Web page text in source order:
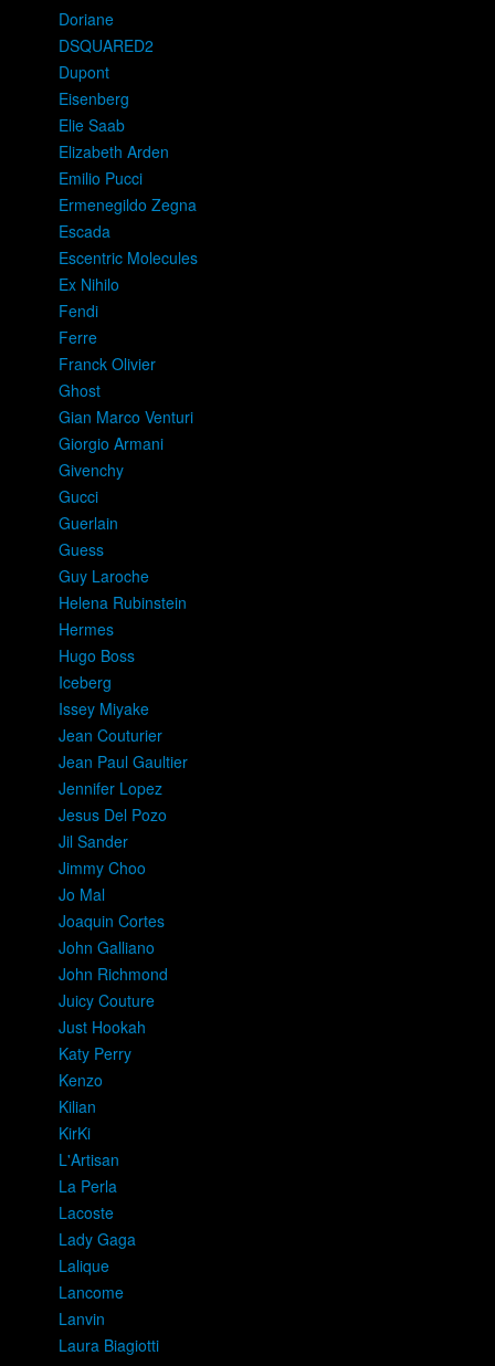
Doriane
DSQUARED2
Dupont
Eisenberg
Elie Saab
Elizabeth Arden
Emilio Pucci
Ermenegildo Zegna
Escada
Escentric Molecules
Ex Nihilo
Fendi
Ferre
Franck Olivier
Ghost
Gian Marco Venturi
Giorgio Armani
Givenchy
Gucci
Guerlain
Guess
Guy Laroche
Helena Rubinstein
Hermes
Hugo Boss
Iceberg
Issey Miyake
Jean Couturier
Jean Paul Gaultier
Jennifer Lopez
Jesus Del Pozo
Jil Sander
Jimmy Choo
Jo Mal
Joaquin Cortes
John Galliano
John Richmond
Juicy Couture
Just Hookah
Katy Perry
Kenzo
Kilian
KirKi
L'Artisan
La Perla
Lacoste
Lady Gaga
Lalique
Lancome
Lanvin
Laura Biagiotti